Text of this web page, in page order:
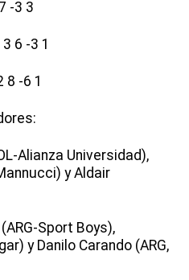
-3 3
6 -3 1
8 -6 1
Alianza Universidad),
y Aldair
Sport Boys),
y Danilo Carando (ARG,